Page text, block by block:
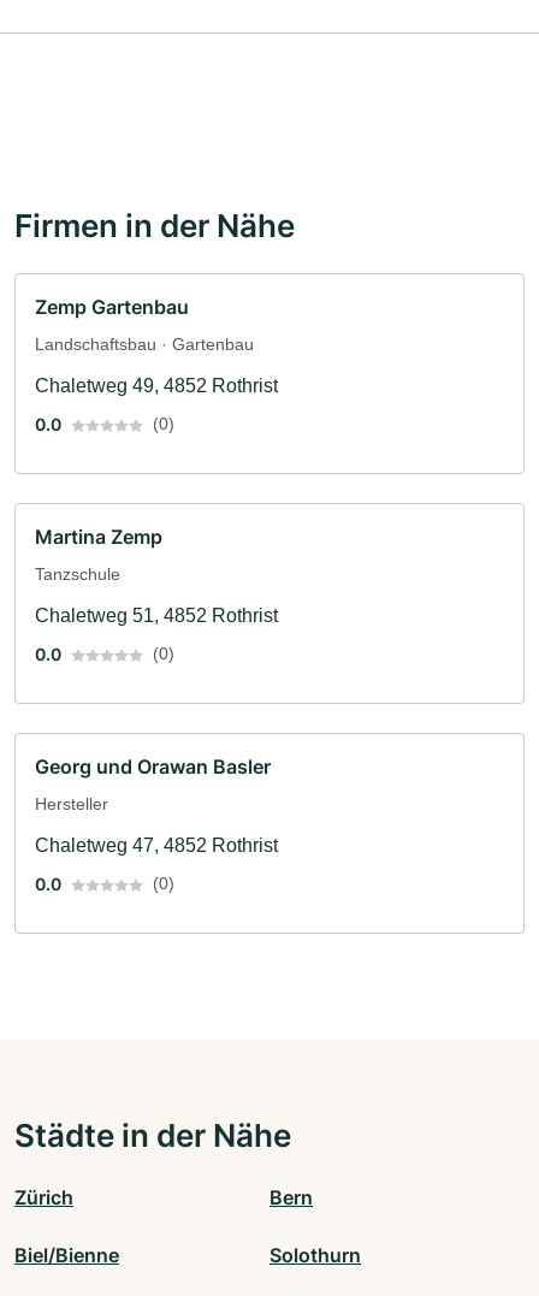
Firmen in der Nähe
Zemp Gartenbau
Landschaftsbau · Gartenbau
Chaletweg 49, 4852 Rothrist
0.0
(0)
Martina Zemp
Tanzschule
Chaletweg 51, 4852 Rothrist
0.0
(0)
Georg und Orawan Basler
Hersteller
Chaletweg 47, 4852 Rothrist
0.0
(0)
Städte in der Nähe
Zürich Bern
Biel/Bienne Solothurn